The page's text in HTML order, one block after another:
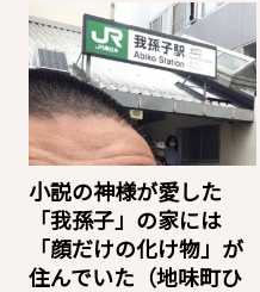
小説の神様が愛した
「我孫子」の家には
「顔だけの化け物」が
住んでいた（地味町ひ